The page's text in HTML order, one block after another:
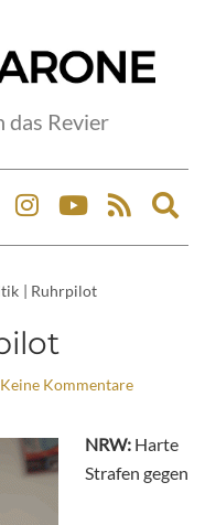
das Revier
| Ruhrpilot
Keine Kommentare
NRW: Harte
Strafen gegen